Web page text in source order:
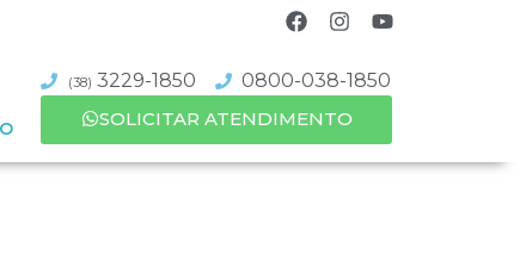
(38) 3229-1850
0800-038-1850
SOLICITAR ATENDIMENTO